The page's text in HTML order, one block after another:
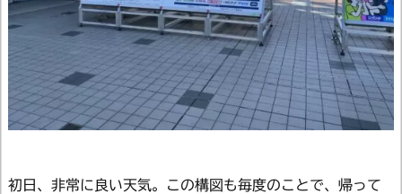
初日、非常に良い天気。この構図も毎度のことで、帰って